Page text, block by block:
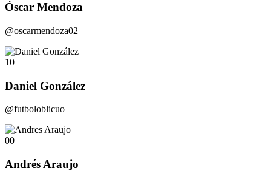
Óscar Mendoza
@oscarmendoza02
10
Daniel González
@futboloblicuo
00
Andrés Araujo